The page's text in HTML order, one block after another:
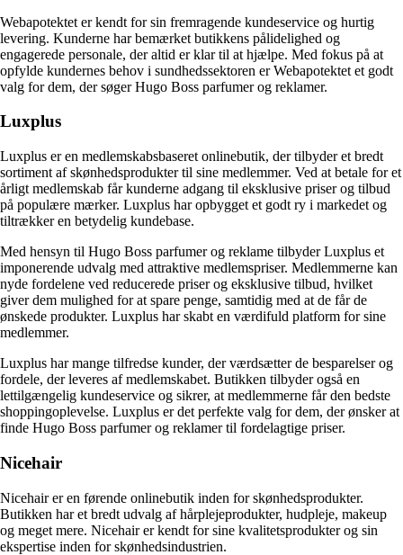
Webapotektet er kendt for sin fremragende kundeservice og hurtig
levering. Kunderne har bemærket butikkens pålidelighed og
engagerede personale, der altid er klar til at hjælpe. Med fokus på at
opfylde kundernes behov i sundhedssektoren er Webapotektet et godt
valg for dem, der søger Hugo Boss parfumer og reklamer.
Luxplus
Luxplus er en medlemskabsbaseret onlinebutik, der tilbyder et bredt
sortiment af skønhedsprodukter til sine medlemmer. Ved at betale for et
årligt medlemskab får kunderne adgang til eksklusive priser og tilbud
på populære mærker. Luxplus har opbygget et godt ry i markedet og
tiltrækker en betydelig kundebase.
Med hensyn til Hugo Boss parfumer og reklame tilbyder Luxplus et
imponerende udvalg med attraktive medlemspriser. Medlemmerne kan
nyde fordelene ved reducerede priser og eksklusive tilbud, hvilket
giver dem mulighed for at spare penge, samtidig med at de får de
ønskede produkter. Luxplus har skabt en værdifuld platform for sine
medlemmer.
Luxplus har mange tilfredse kunder, der værdsætter de besparelser og
fordele, der leveres af medlemskabet. Butikken tilbyder også en
lettilgængelig kundeservice og sikrer, at medlemmerne får den bedste
shoppingoplevelse. Luxplus er det perfekte valg for dem, der ønsker at
finde Hugo Boss parfumer og reklamer til fordelagtige priser.
Nicehair
Nicehair er en førende onlinebutik inden for skønhedsprodukter.
Butikken har et bredt udvalg af hårplejeprodukter, hudpleje, makeup
og meget mere. Nicehair er kendt for sine kvalitetsprodukter og sin
ekspertise inden for skønhedsindustrien.